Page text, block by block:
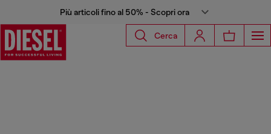
Più articoli fino al 50% - Scopri ora
Cerca